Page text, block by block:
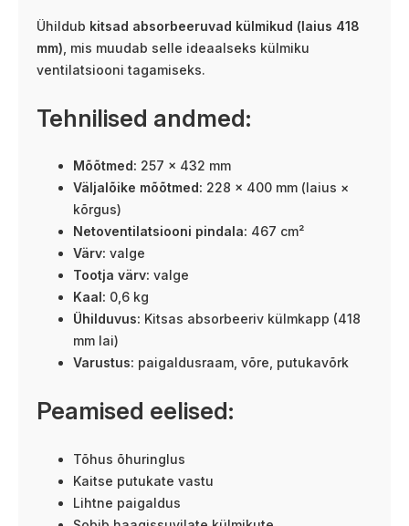
Ühildub kitsad absorbeeruvad külmikud (laius 418
mm) , mis muudab selle ideaalseks külmiku
ventilatsiooni tagamiseks.
Tehnilised andmed:
Mõõtmed: 257 × 432 mm
Väljalõike mõõtmed: 228 × 400 mm (laius ×
kõrgus)
Netoventilatsiooni pindala: 467 cm²
Värv: valge
Tootja värv: valge
Kaal: 0,6 kg
Ühilduvus: Kitsas absorbeeriv külmkapp (418
mm lai)
Varustus: paigaldusraam, võre, putukavõrk
Peamised eelised:
Tõhus õhuringlus
Kaitse putukate vastu
Lihtne paigaldus